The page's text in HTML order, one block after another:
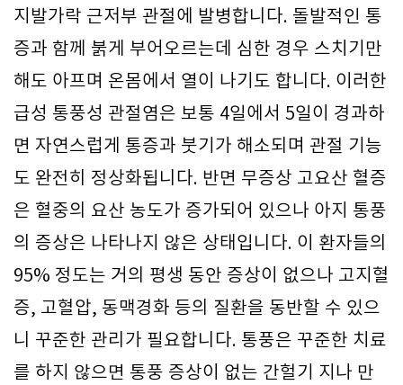
지발가락 근저부 관절에 발병합니다. 돌발적인 통
증과 함께 붉게 부어오르는데 심한 경우 스치기만
해도 아프며 온몸에서 열이 나기도 합니다. 이러한
급성 통풍성 관절염은 보통 4일에서 5일이 경과하
면 자연스럽게 통증과 붓기가 해소되며 관절 기능
도 완전히 정상화됩니다. 반면 무증상 고요산 혈증
은 혈중의 요산 농도가 증가되어 있으나 아지 통풍
의 증상은 나타나지 않은 상태입니다. 이 환자들의
95% 정도는 거의 평생 동안 증상이 없으나 고지혈
증, 고혈압, 동맥경화 등의 질환을 동반할 수 있으
니 꾸준한 관리가 필요합니다. 통풍은 꾸준한 치료
를 하지 않으면 통풍 증상이 없는 간헐기 지나 만